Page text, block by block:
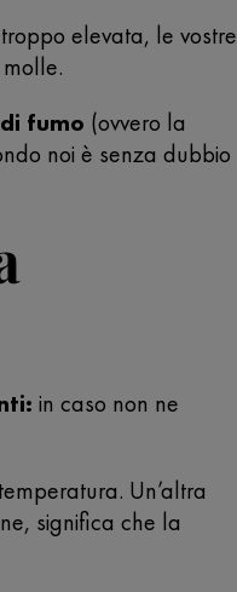
elevata, le vostre
fumo (ovvero la
noi è senza dubbio
in caso non ne
Un’altra
significa che la